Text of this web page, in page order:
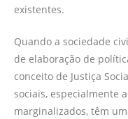
existentes.
Quando a sociedade
de elaboração de
conceito de Justiça
sociais, especialmente
marginalizados, têm